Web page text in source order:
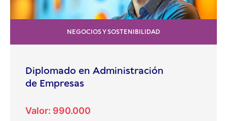
NEGOCIOS Y SOSTENIBILIDAD
Diplomado en Administración
de Empresas
Valor: 990.000